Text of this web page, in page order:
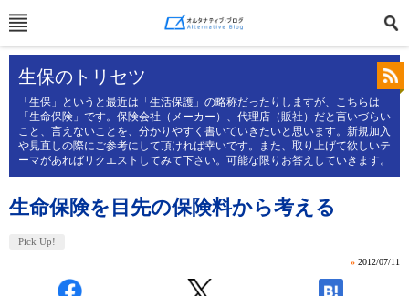
生保のトリセツ
「生保」というと最近は「生活保護」の略称だったりしますが、こちらは
「生命保険」です。保険会社（メーカー）、代理店（販社）だと言いづらい
こと、言えないことを、分かりやすく書いていきたいと思います。新規加入
や見直しの際にご参考にして頂ければ幸いです。また、取り上げて欲しいテ
ーマがあればリクエストしてみて下さい。可能な限りお答えしていきます。
生命保険を目先の保険料から考える
Pick Up!
» 2012/07/11